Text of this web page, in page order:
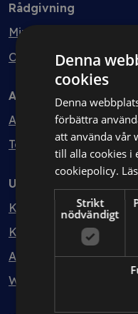
Rådgivning
Min bolagsjurist
Ombud
Avtal
Avtalshantering
Testa kostnadsfritt
Utbildning
Kurser
Kurspaket
Abonnemang
Webbinarium
Denna
cookies
Denna
förbättra
att använda vår
till alla cookies i
cookiepolicy.
Strikt
nödvändigt